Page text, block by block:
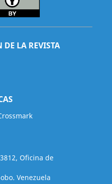
LA REVISTA
Oficina de
Venezuela